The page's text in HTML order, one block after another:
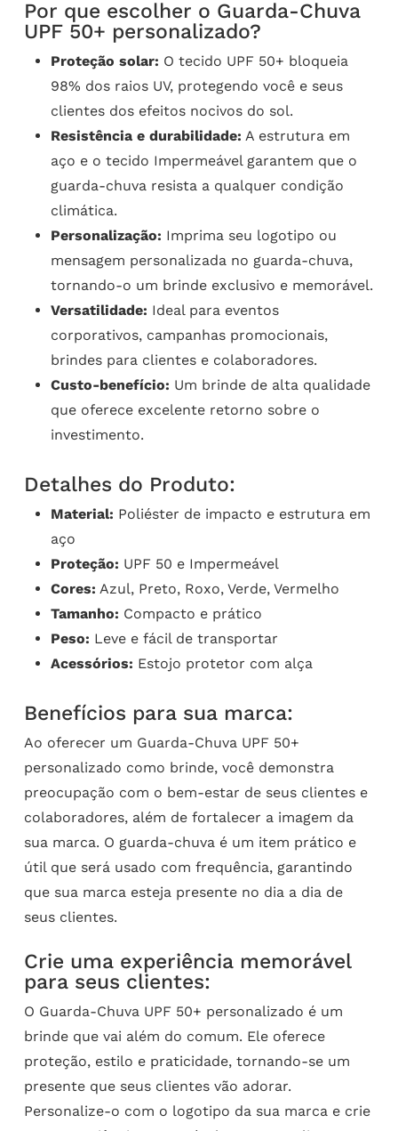
Por que escolher o Guarda-Chuva
UPF 50+ personalizado?
Proteção solar: O tecido UPF 50+ bloqueia
98% dos raios UV, protegendo você e seus
clientes dos efeitos nocivos do sol.
Resistência e durabilidade: A estrutura em
aço e o tecido Impermeável garantem que o
guarda-chuva resista a qualquer condição
climática.
Personalização: Imprima seu logotipo ou
mensagem personalizada no guarda-chuva,
tornando-o um brinde exclusivo e memorável.
Versatilidade: Ideal para eventos
corporativos, campanhas promocionais,
brindes para clientes e colaboradores.
Custo-benefício: Um brinde de alta qualidade
que oferece excelente retorno sobre o
investimento.
Detalhes do Produto:
Material: Poliéster de impacto e estrutura em
aço
Proteção: UPF 50 e Impermeável
Cores: Azul, Preto, Roxo, Verde, Vermelho
Tamanho: Compacto e prático
Peso: Leve e fácil de transportar
Acessórios: Estojo protetor com alça
Benefícios para sua marca:
Ao oferecer um Guarda-Chuva UPF 50+
personalizado como brinde, você demonstra
preocupação com o bem-estar de seus clientes e
colaboradores, além de fortalecer a imagem da
sua marca. O guarda-chuva é um item prático e
útil que será usado com frequência, garantindo
que sua marca esteja presente no dia a dia de
seus clientes.
Crie uma experiência memorável
para seus clientes:
O Guarda-Chuva UPF 50+ personalizado é um
brinde que vai além do comum. Ele oferece
proteção, estilo e praticidade, tornando-se um
presente que seus clientes vão adorar.
Personalize-o com o logotipo da sua marca e crie